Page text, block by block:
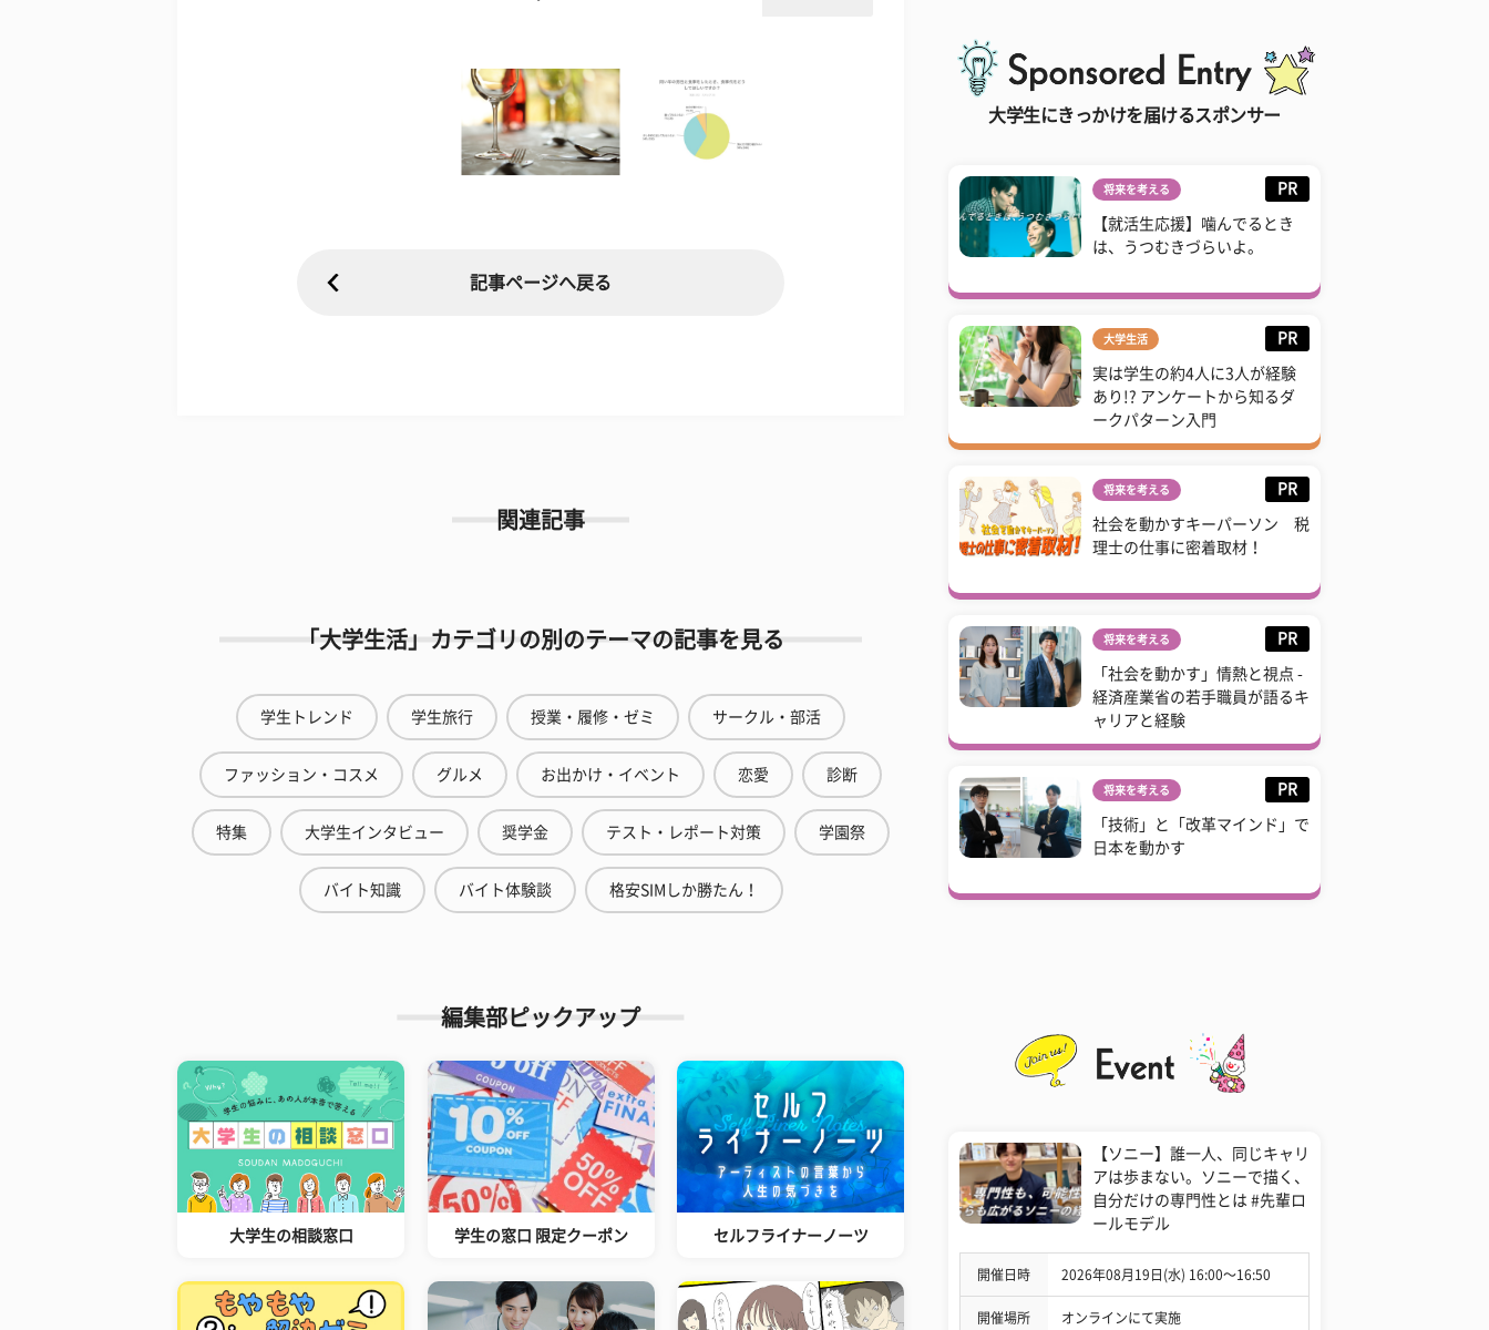
記事ページへ戻る
関連記事
「大学生活」カテゴリの別のテーマの記事を見る
学生トレンド 学生旅行 授業・履修・ゼミ サークル・部活
ファッション・コスメ グルメ お出かけ・イベント 恋愛 診断
特集 大学生インタビュー 奨学金 テスト・レポート対策 学園祭
バイト知識 バイト体験談 格安SIMしか勝たん！
編集部ピックアップ
大学生の相談窓口 学生の窓口 限定クーポン セルフライナーノーツ
大学生にきっかけを届けるスポンサー
将来を考える PR
【就活生応援】噛んでるとき
は、うつむきづらいよ。
大学生活 PR
実は学生の約4人に3人が経験
あり!? アンケートから知るダ
ークパターン入門
将来を考える PR
社会を動かすキーパーソン 税
理士の仕事に密着取材！
将来を考える PR
「社会を動かす」情熱と視点 -
経済産業省の若手職員が語るキ
ャリアと経験
将来を考える PR
「技術」と「改革マインド」で
日本を動かす
【ソニー】誰一人、同じキャリ
アは歩まない。ソニーで描く、
自分だけの専門性とは #先輩ロ
ールモデル
開催日時 2026年08月19日(水) 16:00〜16:50
開催場所 オンラインにて実施